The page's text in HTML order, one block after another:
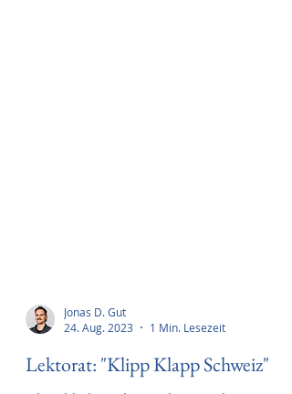
Jonas D. Gut
24. Aug. 2023
1 Min. Lesezeit